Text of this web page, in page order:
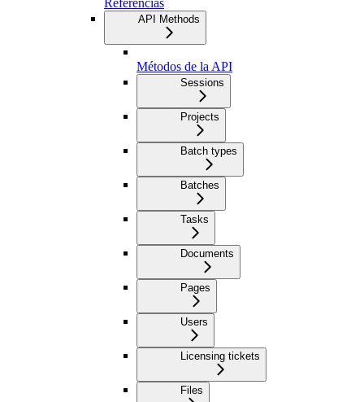
Referencias
API Methods
Métodos de la API
Sessions
Projects
Batch types
Batches
Tasks
Documents
Pages
Users
Licensing tickets
Files